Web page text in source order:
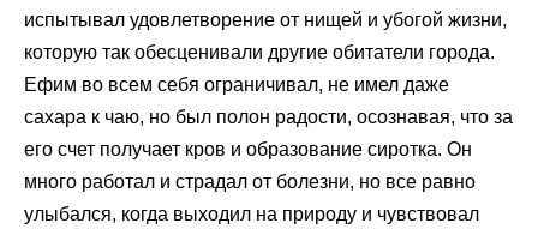
испытывал удовлетворение от нищей и убогой жизни,
которую так обесценивали другие обитатели города.
Ефим во всем себя ограничивал, не имел даже
сахара к чаю, но был полон радости, осознавая, что за
его счет получает кров и образование сиротка. Он
много работал и страдал от болезни, но все равно
улыбался, когда выходил на природу и чувствовал